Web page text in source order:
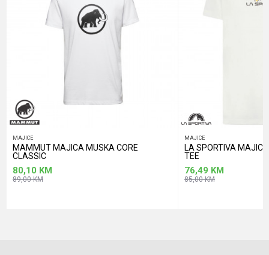
POŠALJI
MAJICE
MAMMUT MAJICA MUSKA CORE
CLASSIC
80,10 KM
89,00KM
MAJICE
LA SPORTIVA
TEE
76,49 KM
85,00KM